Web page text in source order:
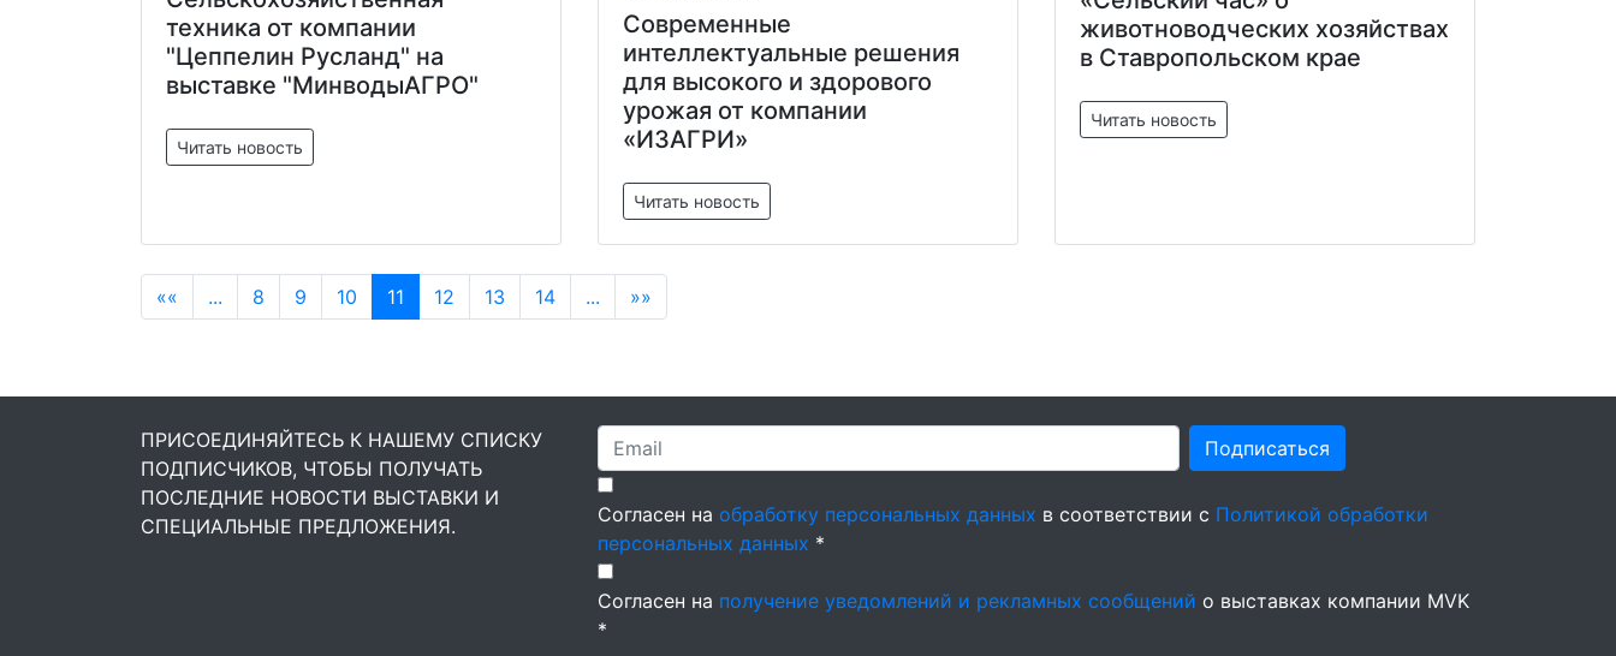
техника от компании
"Цеппелин Русланд" на
выставке "МинводыАГРО"
Читать новость
Современные
интеллектуальные решения
для высокого и здорового
урожая от компании
«ИЗАГРИ»
Читать новость
животноводческих хозяйствах
в Ставропольском крае
Читать новость
«« ... 8 9 10 11 12 13 14 ... »»
ПРИСОЕДИНЯЙТЕСЬ К НАШЕМУ СПИСКУ
ПОДПИСЧИКОВ, ЧТОБЫ ПОЛУЧАТЬ
ПОСЛЕДНИЕ НОВОСТИ ВЫСТАВКИ И
СПЕЦИАЛЬНЫЕ ПРЕДЛОЖЕНИЯ.
Подписаться
Согласен на обработку персональных данных в соответствии с Политикой обработки
персональных данных *
Согласен на получение уведомлений и рекламных сообщений о выставках компании MVK
*